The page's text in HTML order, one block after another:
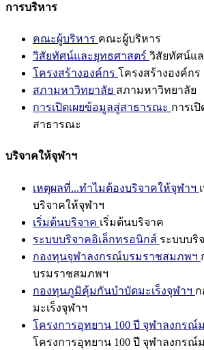
การบริหาร
คณะผู้บริหาร คณะผู้บริหาร
วิสัยทัศน์และยุทธศาสตร์ วิสัยทัศน์แ
โครงสร้างองค์กร โครงสร้างองค์กร
สภามหาวิทยาลัย สภามหาวิทยาลัย
การเปิดเผยข้อมูลสู่สาธารณะ การเ
สาธารณะ
บริจาคให้จุฬาฯ
เหตุผลที่...ทำไมต้องบริจาคให้จุฬาฯ
บริจาคให้จุฬาฯ
เริ่มต้นบริจาค เริ่มต้นบริจาค
ระบบบริจาคอิเล็กทรอนิกส์ ระบบบริ
กองทุนจุฬาลงกรณ์บรมราชสมภพฯ
บรมราชสมภพฯ
กองทุนภูมิคุ้มกันบำบัดมะเร็งจุฬาฯ
มะเร็งจุฬาฯ
โครงการอุทยาน 100 ปี จุฬาลงกรณ์
โครงการอุทยาน 100 ปี จุฬาลงกรณ์